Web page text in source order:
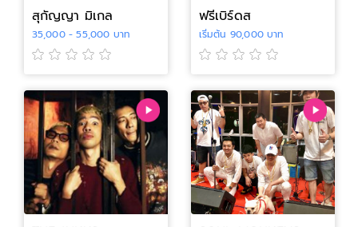
สุกัญญา มิเกล
35,000 - 55,000 บาท
ฟรีเบิร์ดส
เริ่มต้น 90,000 บาท